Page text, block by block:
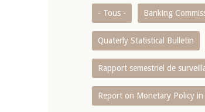
- Tous - Banking
Quaterly Statistical Bulletin
Rapport semestriel de
Report on Monetary Policy in